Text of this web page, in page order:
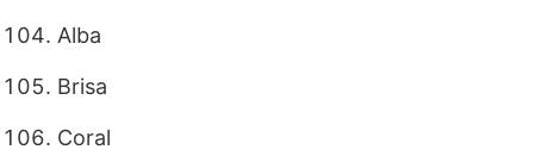
Alba
Brisa
Coral